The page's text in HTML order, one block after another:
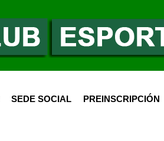
SEDE SOCIAL PREINSCRIPCIÓN